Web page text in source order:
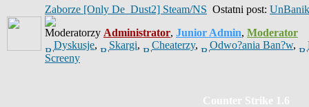
Zaborze [Only De_Dust2] Steam/NS Ostatni post: UnBanik
Moderatorzy Administrator, Junior Admin, Moderator
Dyskusje, Skargi, Cheaterzy, Odwo?ania Ban?w,
Screeny
Counter Strike 1.6